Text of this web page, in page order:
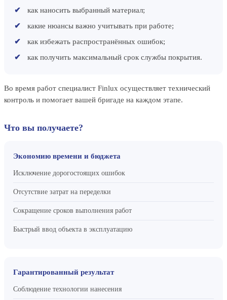
как наносить выбранный материал;
какие нюансы важно учитывать при работе;
как избежать распространённых ошибок;
как получить максимальный срок службы покрытия.
Во время работ специалист Finlux осуществляет технический
контроль и помогает вашей бригаде на каждом этапе.
Что вы получаете?
Экономию времени и бюджета
Исключение дорогостоящих ошибок
Отсутствие затрат на переделки
Сокращение сроков выполнения работ
Быстрый ввод объекта в эксплуатацию
Гарантированный результат
Соблюдение технологии нанесения